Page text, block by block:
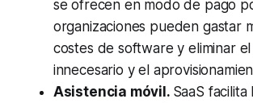
se ofrecen en modo de pago
organizaciones pueden gastar
costes de software y eliminar el
innecesario y el
Asistencia móvil. SaaS facilita